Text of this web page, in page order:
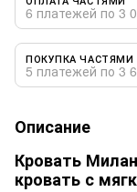
6 платежей по 3
ПОКУПКА ЧАСТЯМИ
5 платежей по 3
Описание
Кровать
кровать с